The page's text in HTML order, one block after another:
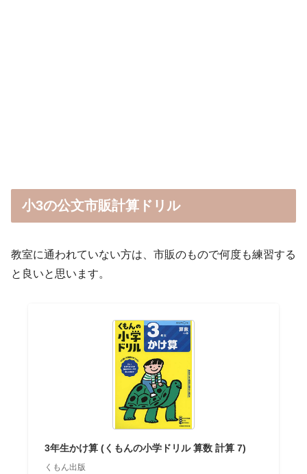
小3の公文市販計算ドリル
教室に通われていない方は、市販のもので何度も練習する
と良いと思います。
3年生かけ算 (くもんの小学ドリル 算数 計算 7)
くもん出版